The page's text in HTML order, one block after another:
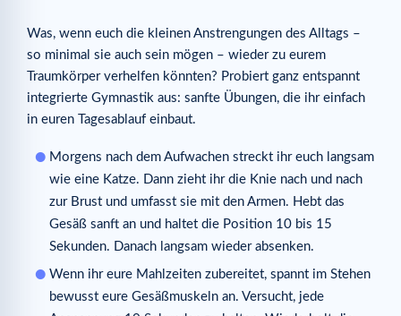
Was, wenn euch die kleinen Anstrengungen des Alltags –
so minimal sie auch sein mögen – wieder zu eurem
Traumkörper verhelfen könnten? Probiert ganz entspannt
integrierte Gymnastik aus: sanfte Übungen, die ihr einfach
in euren Tagesablauf einbaut.
Morgens nach dem Aufwachen streckt ihr euch langsam
wie eine Katze. Dann zieht ihr die Knie nach und nach
zur Brust und umfasst sie mit den Armen. Hebt das
Gesäß sanft an und haltet die Position 10 bis 15
Sekunden. Danach langsam wieder absenken.
Wenn ihr eure Mahlzeiten zubereitet, spannt im Stehen
bewusst eure Gesäßmuskeln an. Versucht, jede